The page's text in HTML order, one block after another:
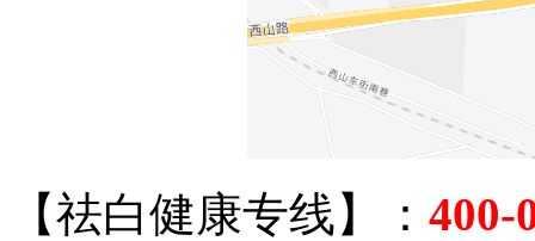
【祛白健康专线】： 400-